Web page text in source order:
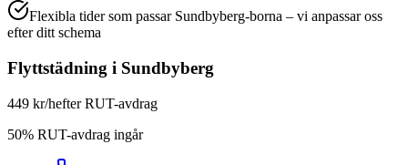
Flexibla tider som passar Sundbyberg-borna – vi anpassar oss
efter ditt schema
Flyttstädning i Sundbyberg
449 kr/hefter RUT-avdrag
50% RUT-avdrag ingår